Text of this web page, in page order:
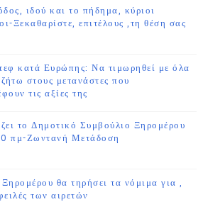
ιδού και το πήδημα, κύριοι
Ξεκαθαρίστε, επιτέλους ,τη θέση σας
κατά Ευρώπης: Να τιμωρηθεί με όλα
στους μετανάστες που
τις αξίες της
το Δημοτικό Συμβούλιο Ξηρομέρου
πμ-Ζωντανή Μετάδοση
θα τηρήσει τα νόμιμα για ,
των αιρετών